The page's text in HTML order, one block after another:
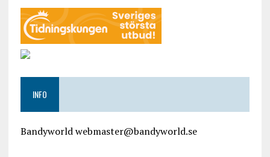
INFO
Bandyworld webmaster@bandyworld.se